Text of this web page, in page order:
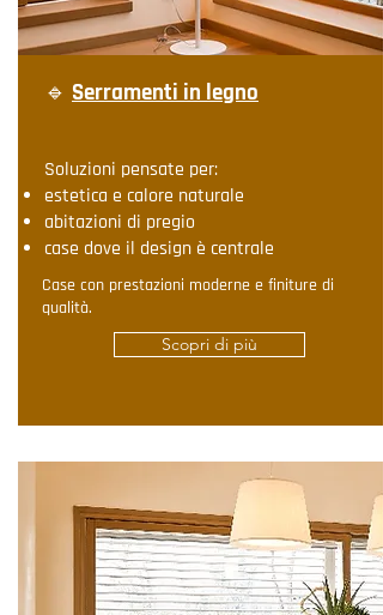
🔹 Serramenti in legno
Soluzioni pensate per:
estetica e calore naturale
abitazioni di pregio
case dove il design è centrale
Case con prestazioni moderne e finiture di
qualità.
Scopri di più